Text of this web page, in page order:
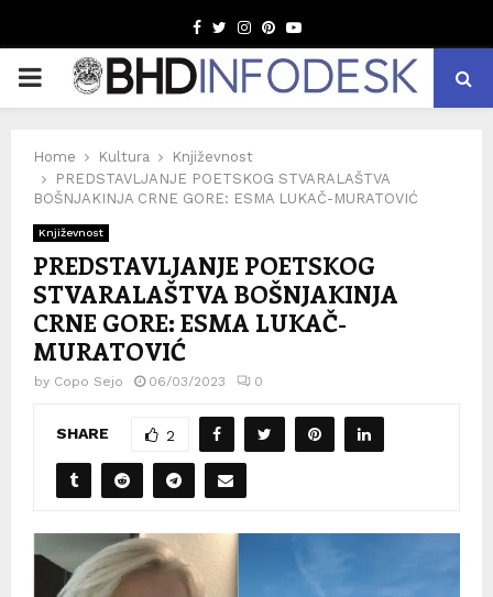
Facebook
TwitterInstagram
Pinterest
Youtube
PRIMARY
Home Kultura
Književnost
PREDSTAVLJANJE POETSKOG STVARALAŠTVA
BOŠNJAKINJA CRNE GORE: ESMA LUKAČ-MURATOVIĆ
Književnost
PREDSTAVLJANJE POETSKOG
STVARALAŠTVA BOŠNJAKINJA
CRNE GORE: ESMA LUKAČ-
MURATOVIĆ
by Copo Sejo 06/03/2023 0
SHARE 2